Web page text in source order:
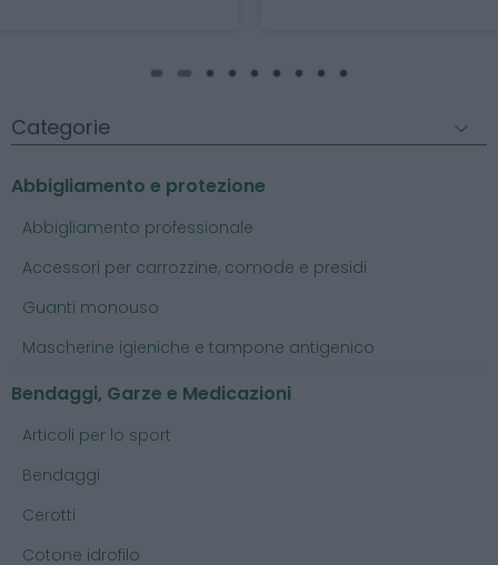
Categorie
Abbigliamento e protezione
Abbigliamento professionale
Accessori per carrozzine, comode e presidi
Guanti monouso
Mascherine igieniche e tampone antigenico
Bendaggi, Garze e Medicazioni
Articoli per lo sport
Bendaggi
Cerotti
Cotone idrofilo